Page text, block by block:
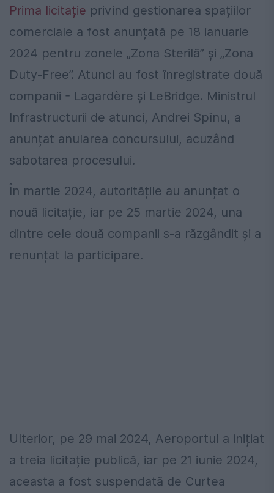
Prima licitație privind gestionarea spațiilor
comerciale a fost anunțată pe 18 ianuarie
2024 pentru zonele „Zona Sterilă” și „Zona
Duty-Free”. Atunci au fost înregistrate două
companii - Lagardère și LeBridge. Ministrul
Infrastructurii de atunci, Andrei Spînu, a
anunțat anularea concursului, acuzând
sabotarea procesului.
În martie 2024, autoritățile au anunțat o
nouă licitație, iar pe 25 martie 2024, una
dintre cele două companii s-a răzgândit și a
renunțat la participare.
Ulterior, pe 29 mai 2024, Aeroportul a inițiat
a treia licitație publică, iar pe 21 iunie 2024,
aceasta a fost suspendată de Curtea